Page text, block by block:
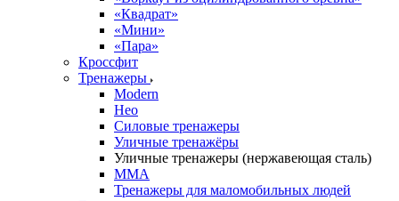
«Квадрат»
«Мини»
«Пара»
Кроссфит
Тренажеры
Modern
Нео
Силовые тренажеры
Уличные тренажёры
Уличные тренажеры (нержавеющая сталь)
ММА
Тренажеры для маломобильных людей